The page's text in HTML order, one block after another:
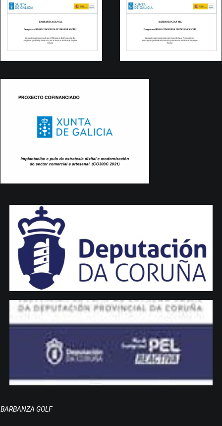
BARBANZA GOLF